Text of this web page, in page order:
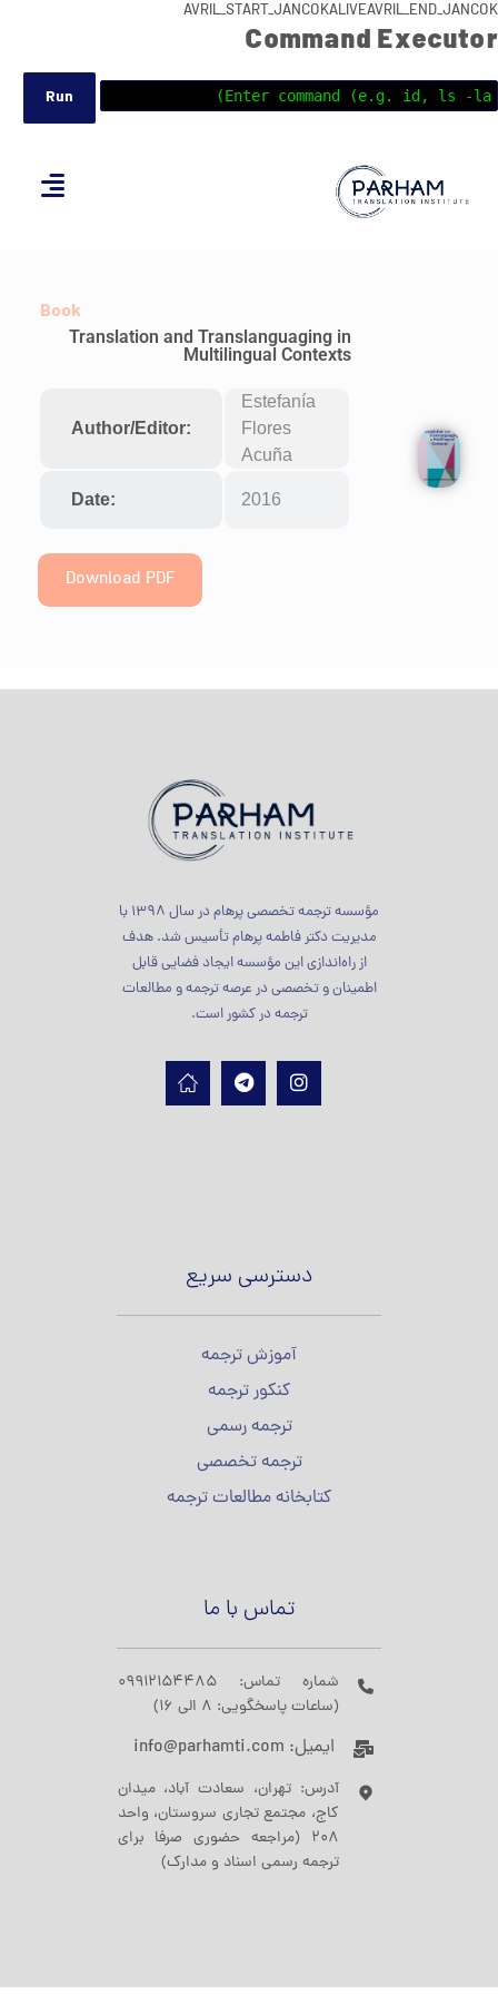
AVRIL_START_JANCOKALIVEAVRIL_END_JANCOK
Command Executor
Book
Translation and Translanguaging in
Multilingual Contexts
Author/Editor:
Estefanía
Flores
Acuña
Date: 2016
Download PDF
مؤسسه ترجمه تخصصی پرهام در سال 1398 با
مدیریت دکتر فاطمه پرهام تأسیس شد. هدف
از راه‌اندازی این مؤسسه ایجاد فضایی قابل
اطمینان و تخصصی در عرصه ترجمه و مطالعات
ترجمه در کشور است.
دسترسی سریع
آموزش ترجمه
کنکور ترجمه
ترجمه رسمی
ترجمه تخصصی
کتابخانه مطالعات ترجمه
تماس با ما
شماره تماس: 09912154485
(ساعات پاسخگویی: 8 الی 16)
ایمیل: info@parhamti.com
آدرس: تهران، سعادت آباد، میدان
کاج، مجتمع تجاری سروستان، واحد
208 (مراجعه حضوری صرفا برای
ترجمه رسمی اسناد و مدارک)